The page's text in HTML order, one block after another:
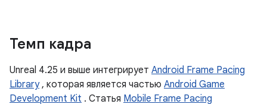
Темп кадра
Unreal 4.25 и выше интегрирует Android Frame Pacing
Library, которая является частью Android Game
Development Kit . Статья Mobile Frame Pacing